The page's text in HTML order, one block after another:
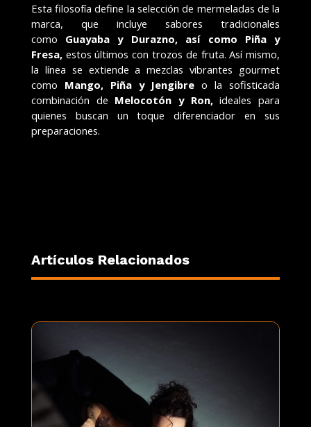
Esta filosofía define la selección de mermeladas de la
marca, que incluye sabores tradicionales
como Guayaba y Durazno, así como Piña y
Fresa, estos últimos con trozos de fruta. Así mismo,
la línea se extiende a mezclas vibrantes gourmet
como Mango, Piña y Jengibre o la sofisticada
combinación de Melocotón y Ron,ideales para
quienes buscan un toque diferenciador en sus
preparaciones.
Artículos Relacionados